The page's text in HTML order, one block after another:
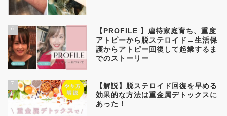
6
【PROFILE 】虐待家庭育ち、重度
アトピーから脱ステロイド→生活保
護からアトピー回復して起業するま
でのストーリー
7
【解説】脱ステロイド回復を早める
効果的な方法は重金属デトックスに
あった！